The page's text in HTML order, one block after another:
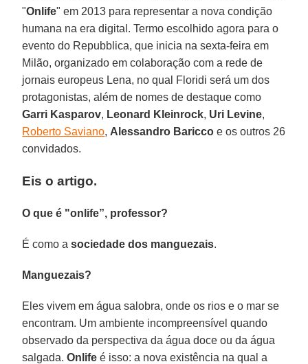
"Onlife" em 2013 para representar a nova condição
humana na era digital. Termo escolhido agora para o
evento do Repubblica, que inicia na sexta-feira em
Milão, organizado em colaboração com a rede de
jornais europeus Lena, no qual Floridi será um dos
protagonistas, além de nomes de destaque como
Garri Kasparov, Leonard Kleinrock, Uri Levine,
Roberto Saviano, Alessandro Baricco e os outros 26
convidados.
Eis o artigo.
O que é "onlife”, professor?
É como asociedade dos manguezais.
Manguezais?
Eles vivem em água salobra, onde os rios e o mar se
encontram. Um ambiente incompreensível quando
observado da perspectiva da água doce ou da água
salgada.Onlife é isso: a nova existência na qual a